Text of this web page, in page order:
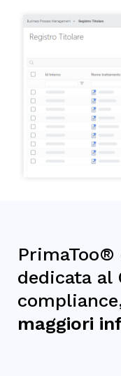
dedicata al
maggiori